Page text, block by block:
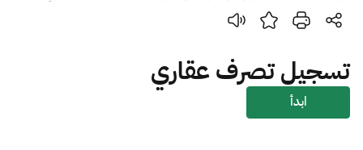
بحث
بحث بحث AI
تسجيل تصرف عقاري
ابدأ